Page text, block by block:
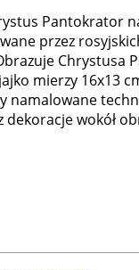
Pantokrator
przez
Chrystusa
mierzy 16x13
namalowane
wokół